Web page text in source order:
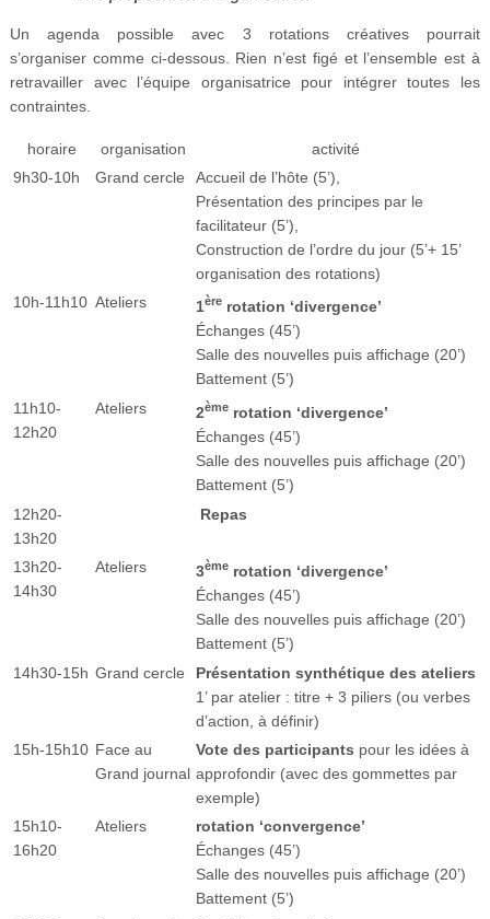
Un agenda possible avec 3 rotations créatives pourrait
s’organiser comme ci-dessous. Rien n’est figé et l’ensemble est à
retravailler avec l’équipe organisatrice pour intégrer toutes les
contraintes.
horaire organisation
activité
9h30-10h
Grand cercle
Accueil de l’hôte (5’),
Présentation des principes par le
facilitateur (5’),
Construction de l’ordre du jour (5’+ 15’
organisation des rotations)
10h-11h10 Ateliers 1èrerotation ‘divergence’
Échanges (45’)
Salle des nouvelles puis affichage (20’)
Battement (5’)
11h10-
12h20
Ateliers 2èmerotation ‘divergence’
Échanges (45’)
Salle des nouvelles puis affichage (20’)
Battement (5’)
12h20-
13h20
Repas
13h20-
14h30
Ateliers 3èmerotation ‘divergence’
Échanges (45’)
Salle des nouvelles puis affichage (20’)
Battement (5’)
14h30-15h Grand cercle
Présentation synthétique des ateliers
1’ par atelier : titre + 3 piliers (ou verbes
d’action, à définir)
15h-15h10 Face au
Grand journal
Vote des participants pour les idées à
approfondir (avec des gommettes par
exemple)
15h10-
16h20
Ateliers
rotation ‘convergence’
Échanges (45’)
Salle des nouvelles puis affichage (20’)
Battement (5’)